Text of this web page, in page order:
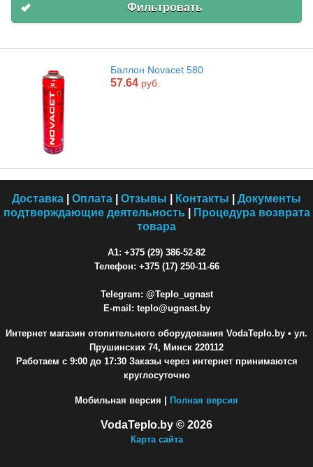
Фильтровать
Баллон Novacet 580
57.64 руб.
Доставка Оплата Отзывы Контакты
Документы
подтверждающие деятельность
Процедура возврата
товара
A1: +375 (29) 386-52-82
Телефон: +375 (17) 250-11-66
Telegram: @Teplo_ugnast
E-mail: teplo@ugnast.by
Интернет магазин отопительного оборудования VodaTeplo.by • ул.
Прушинских 74, Минск 220112
Работаем с 9:00 до 17:30 Заказы через интернет принимаются
круглосуточно
Мобильная версия | Полная версия
VodaTeplo.by © 2026
Карта сайта